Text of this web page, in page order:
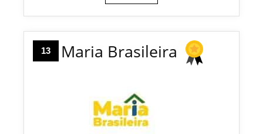
13 Maria Brasileira